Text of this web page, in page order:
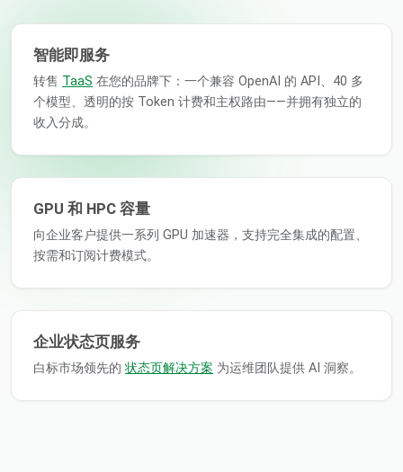
智能即服务
转售 TaaS 在您的品牌下：一个兼容 OpenAI 的 API、40 多
个模型、透明的按 Token 计费和主权路由——并拥有独立的
收入分成。
GPU 和 HPC 容量
向企业客户提供一系列 GPU 加速器，支持完全集成的配置、
按需和订阅计费模式。
企业状态页服务
白标市场领先的 状态页解决方案 为运维团队提供 AI 洞察。